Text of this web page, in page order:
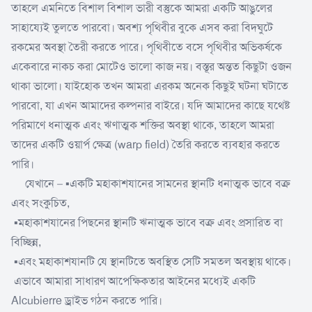
তাহলে এমনিতে বিশাল বিশাল ভারী বস্তুকে আমরা একটি আঙুলের
সাহায্যেই তুলতে পারবো। অবশ্য পৃথিবীর বুকে এসব করা বিদঘুটে
রকমের অবস্থা তৈরী করতে পারে। পৃথিবীতে বসে পৃথিবীর অভিকর্ষকে
একেবারে নাকচ করা মোটেও ভালো কাজ নয়। বস্তূর অন্তত কিছুটা ওজন
থাকা ভালো। যাইহোক তখন আমরা এরকম অনেক কিছুই ঘটনা ঘটাতে
পারবো, যা এখন আমাদের কল্পনার বাইরে। যদি আমাদের কাছে যথেষ্ট
পরিমাণে ধনাত্মক এবং ঋণাত্মক শক্তির অবস্থা থাকে, তাহলে আমরা
তাদের একটি ওয়ার্প ক্ষেত্র (warp field) তৈরি করতে ব্যবহার করতে
পারি।
যেখানে – ▪️একটি মহাকাশযানের সামনের স্থানটি ধনাত্মক ভাবে বক্র
এবং সংকুচিত,
▪️মহাকাশযানের পিছনের স্থানটি ঋনাত্মক ভাবে বক্র এবং প্রসারিত বা
বিচ্ছিন্ন,
▪️এবং মহাকাশযানটি যে স্থানটিতে অবস্থিত সেটি সমতল অবস্থায় থাকে।
এভাবে আমারা‌ সাধারণ আপেক্ষিকতার আইনের মধ্যেই একটি
Alcubierre ড্রাইভ গঠন করতে পারি।